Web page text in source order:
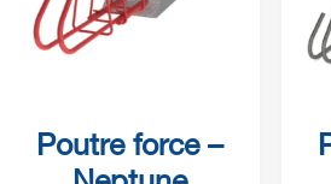
Poutre force –